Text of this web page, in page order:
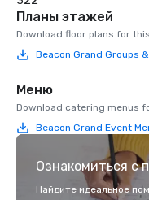
Планы этажей
Download floor plans for
Beacon Grand Groups
Меню
Download catering menus
Beacon Grand Event
Ознакомиться с
Найдите идеальное